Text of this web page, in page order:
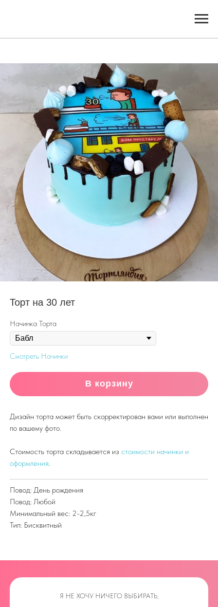
Торт на 30 лет
Начинка Торта
Смотреть Начинки
В корзину
Дизайн торта может быть скорректирован вами или выполнен
по вашему фото.
Стоимость торта складывается из стоимости начинки и
оформления.
Повод: День рождения
Повод: Любой
Минимальный вес: 2-2,5кг
Тип: Бисквитный
Я НЕ ХОЧУ НИЧЕГО ВЫБИРАТЬ,